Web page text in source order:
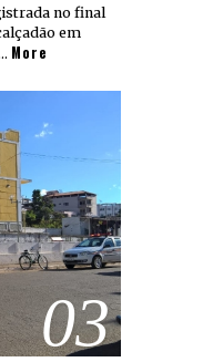
no final
em
More
03